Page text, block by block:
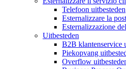
Telefoon uitbesteden
Esternalizzare la
Esternalizzazione
Uitbesteden
B2B klantenservice
Piekopvang
Overflow